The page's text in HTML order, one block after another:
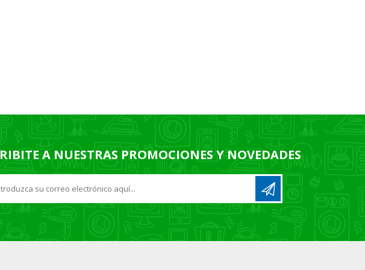
A NUESTRAS PROMOCIONES Y NOVEDADES